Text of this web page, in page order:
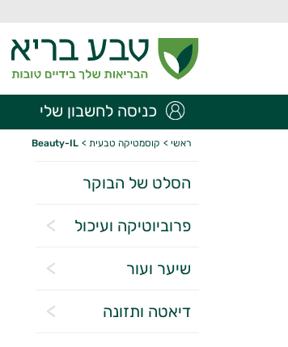
כניסה לחשבון שלי
ראשי > קוסמטיקה טבעית >
Beauty-IL
הסלט של הבוקר
פרוביוטיקה ועיכול
שיער ועור
דיאטה ותזונה